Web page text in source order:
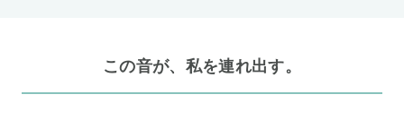
この音が、私を連れ出す。